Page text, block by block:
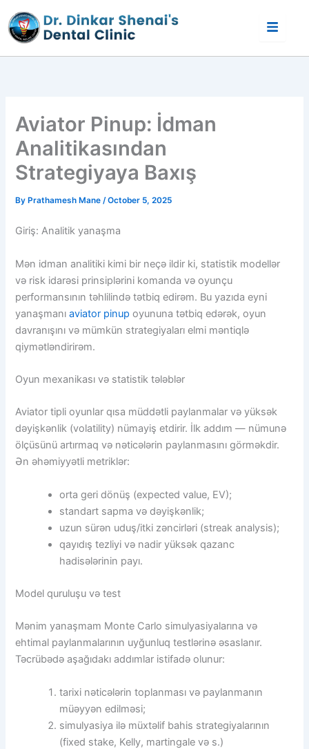
to
content
Aviator Pinup: İdman
Analitikasından
Strategiyaya Baxış
ByPrathamesh Mane/October 5, 2025
Giriş: Analitik yanaşma
Mən idman analitiki kimi bir neçə ildir ki, statistik modellər
və risk idarəsi prinsiplərini komanda və oyunçu
performansının təhlilində tətbiq edirəm. Bu yazıda eyni
yanaşmanıaviator pinup oyununa tətbiq edərək, oyun
davranışını və mümkün strategiyaları elmi məntiqlə
qiymətləndirirəm.
Oyun mexanikası və statistik tələblər
Aviator tipli oyunlar qısa müddətli paylanmalar və yüksək
dəyişkənlik (volatility) nümayiş etdirir. İlk addım — nümunə
ölçüsünü artırmaq və nəticələrin paylanmasını görməkdir.
Ən əhəmiyyətli metriklər:
orta geri dönüş (expected value, EV);
standart sapma və dəyişkənlik;
uzun sürən uduş/itki zəncirləri (streak analysis);
qayıdış tezliyi və nadir yüksək qazanc
hadisələrinin payı.
Model quruluşu və test
Mənim yanaşmam Monte Carlo simulyasiyalarına və
ehtimal paylanmalarının uyğunluq testlərinə əsaslanır.
Təcrübədə aşağıdakı addımlar istifadə olunur:
tarixi nəticələrin toplanması və paylanmanın
müəyyən edilməsi;
simulyasiya ilə müxtəlif bahis strategiyalarının
(fixed stake, Kelly, martingale və s.)